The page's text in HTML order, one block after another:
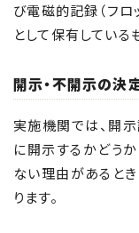
び電磁的記録（フロ
として保有している
開示・不開示の決
実施機関では、開
に開示するかどうか
ない理由があると
ります。